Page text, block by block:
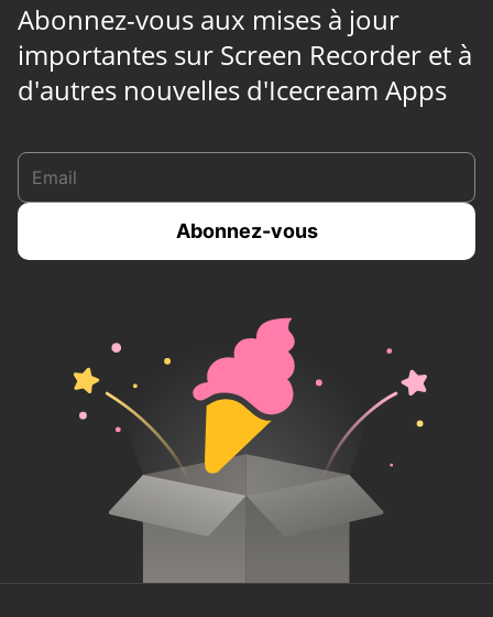
Abonnez-vous aux mises à jour
importantes sur Screen Recorder et à
d'autres nouvelles d'Icecream Apps